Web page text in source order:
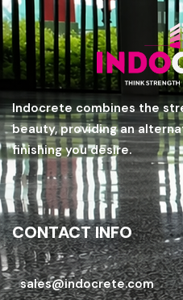
Indocrete combines the
beauty, providing an
finishing you desire.
CONTACT INFO
sales@indocrete.com